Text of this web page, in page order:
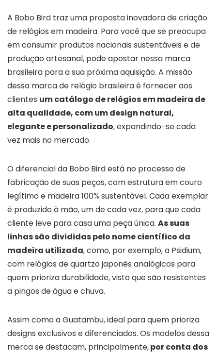
A Bobo Bird traz uma proposta inovadora de criação
de relógios em madeira. Para você que se preocupa
em consumir produtos nacionais sustentáveis e de
produção artesanal, pode apostar nessa marca
brasileira para a sua próxima aquisição. A missão
dessa marca de relógio brasileira é fornecer aos
clientes um catálogo de relógios em madeira de
alta qualidade, com um design natural,
elegante e personalizado, expandindo-se cada
vez mais no mercado.
O diferencial da Bobo Bird está no processo de
fabricação de suas peças, com estrutura em couro
legítimo e madeira 100% sustentável. Cada exemplar
é produzido à mão, um de cada vez, para que cada
cliente leve para casa uma peça única. As suas
linhas são divididas pelo nome científico da
madeira utilizada, como, por exemplo, a Psidium,
com relógios de quartzo japonês analógicos para
quem prioriza durabilidade, visto que são resistentes
a pingos de água e chuva.
Assim como a Guatambu, ideal para quem prioriza
designs exclusivos e diferenciados. Os modelos dessa
merca se destacam, principalmente,por conta dos